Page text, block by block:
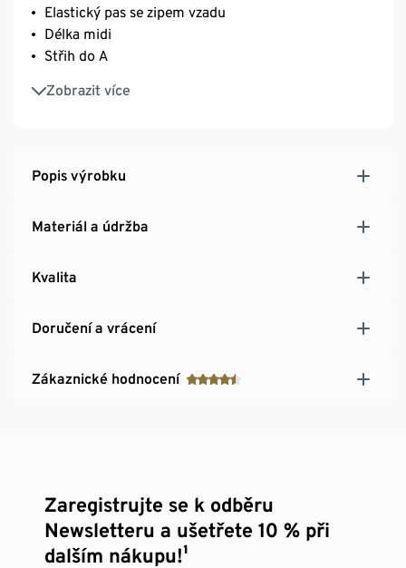
Elastický pas se zipem vzadu
Délka midi
Střih do A
Zobrazit více
S dělicími švy na přední a zadní straně
Popis výrobku
Materiál a údržba
Kvalita
Doručení a vrácení
Zákaznické hodnocení
Zaregistrujte se k odběru
Newsletteru a ušetřete 10 % při
dalším nákupu!¹